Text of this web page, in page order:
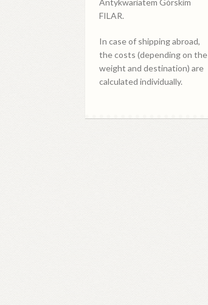
Antykwariatem Górskim
FILAR.
In case of shipping abroad,
the costs (depending on the
weight and destination) are
calculated individually.